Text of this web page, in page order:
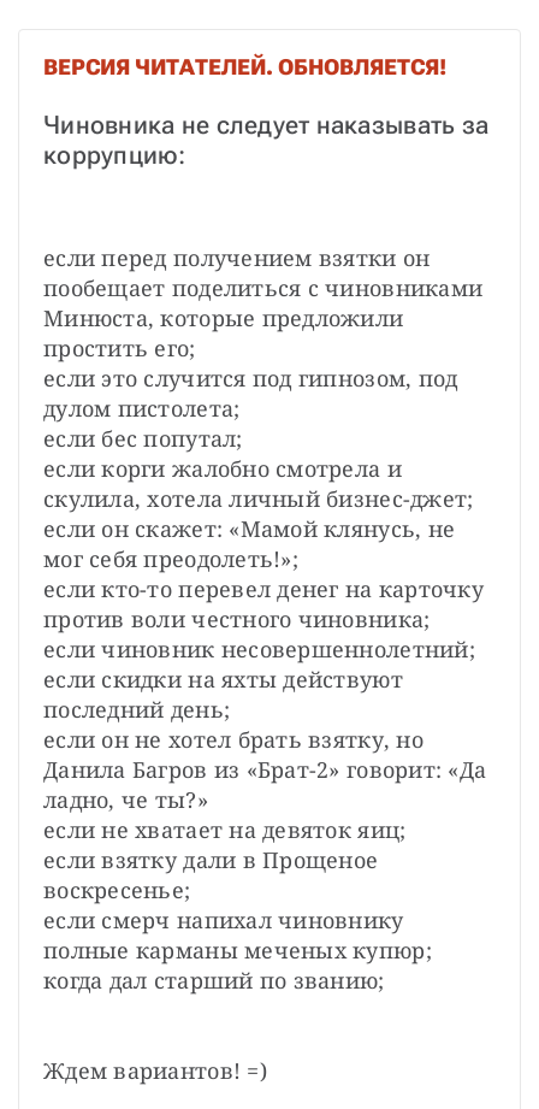
ВЕРСИЯ ЧИТАТЕЛЕЙ. ОБНОВЛЯЕТСЯ!
Чиновника не следует наказывать за
коррупцию:
если перед получением взятки он
пообещает поделиться с чиновниками
Минюста, которые предложили
простить его;
если это случится под гипнозом, под
дулом пистолета;
если бес попутал;
если корги жалобно смотрела и
скулила, хотела личный бизнес-джет;
если он скажет: «Мамой клянусь, не
мог себя преодолеть!»;
если кто-то перевел денег на карточку
против воли честного чиновника;
если чиновник несовершеннолетний;
если скидки на яхты действуют
последний день;
если он не хотел брать взятку, но
Данила Багров из «Брат-2» говорит: «Да
ладно, че ты?»
если не хватает на девяток яиц;
если взятку дали в Прощеное
воскресенье;
если смерч напихал чиновнику
полные карманы меченых купюр;
когда дал старший по званию;
Ждем вариантов! =)